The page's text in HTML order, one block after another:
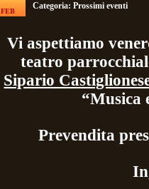
FEB
Categoria: Prossimi eventi
Vi aspettiamo
teatro
Sipario
“Musica
Prevendita